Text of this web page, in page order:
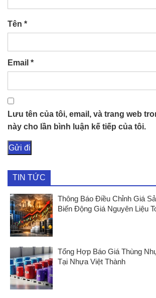
Tên *
Email *
Lưu tên của tôi, email, và trang web
này cho lần bình luận kế tiếp của tôi.
TIN TỨC
Thông Báo Điều Chỉnh Giá
Biến Động Giá Nguyên Liệu
Tổng Hợp Báo Giá Thùng
Tại Nhựa Việt Thành